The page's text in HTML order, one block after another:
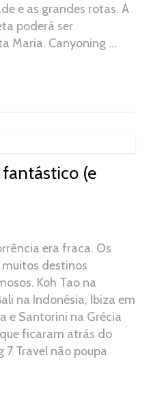
e as grandes rotas. A
poderá ser
Maria. Canyoning …
(e
era fraca. Os
destinos
Koh Tao na
na Indonésia, Ibiza em
e Santorini na Grécia
ficaram atrás do
7 Travel não poupa